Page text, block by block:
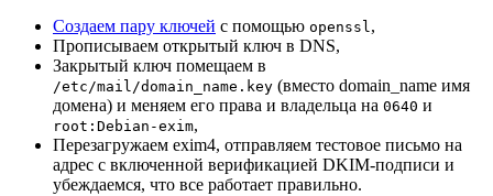
Создаем пару ключей с помощью openssl,
Прописываем открытый ключ в DNS,
Закрытый ключ помещаем в
/etc/mail/domain_name.key (вместо domain_name имя
домена) и меняем его права и владельца на 0640 и
root:Debian-exim,
Перезагружаем exim4, отправляем тестовое письмо на
адрес с включенной верификацией DKIM-подписи и
убеждаемся, что все работает правильно.